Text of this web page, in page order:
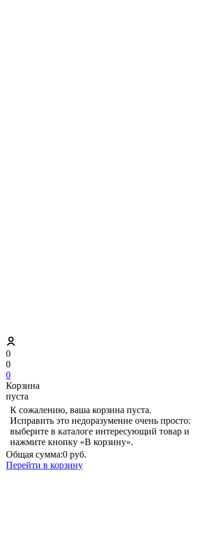
0
0
0
Корзина
пуста
К сожалению, ваша корзина пуста.
Исправить это недоразумение очень просто:
выберите в каталоге интересующий товар и
нажмите кнопку «В корзину».
Общая сумма:0 руб.
Перейти в корзину